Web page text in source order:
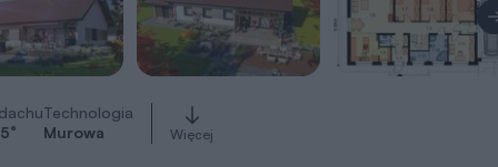
°
Technologia
Murowa
Więcej